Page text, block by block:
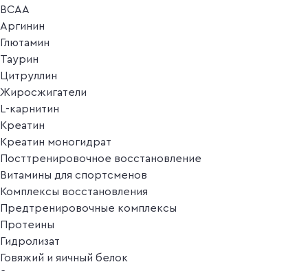
BCAA
Аргинин
Глютамин
Таурин
Цитруллин
Жиросжигатели
L-карнитин
Креатин
Креатин моногидрат
Посттренировочное восстановление
Витамины для спортсменов
Комплексы восстановления
Предтренировочные комплексы
Протеины
Гидролизат
Говяжий и яичный белок